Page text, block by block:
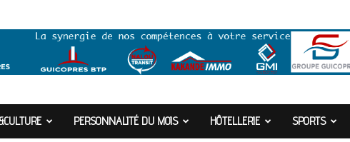
PERSONNALITÉ DU MOIS HÔTELLERIE SPORTS